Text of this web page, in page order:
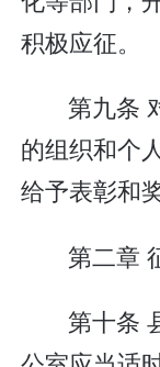
积极应征。
第九条
的组织和个
给予表彰和奖
第二章
第十条